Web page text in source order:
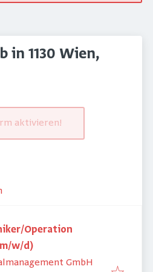
in 1130 Wien,
aktivieren!
Operation
w/d)
GmbH